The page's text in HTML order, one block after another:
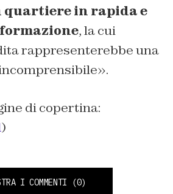
in rapida e
, la cui
rappresenterebbe una
di copertina:
)
I COMMENTI (0)